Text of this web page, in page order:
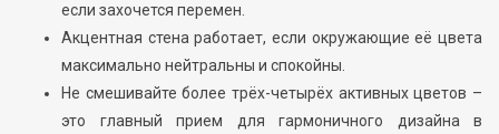
если захочется перемен.
Акцентная стена работает, если окружающие её цвета
максимально нейтральны и спокойны.
Не смешивайте более трёх-четырёх активных цветов –
это главный прием для гармоничного дизайна в